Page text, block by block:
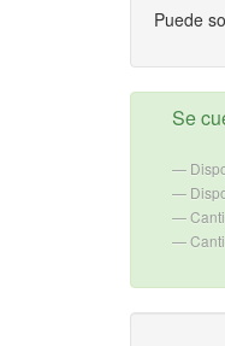
Puede
Se